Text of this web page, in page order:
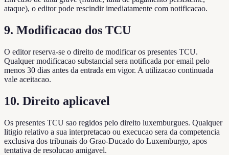
ataque), o editor pode rescindir imediatamente com notificacao.
9. Modificacao dos TCU
O editor reserva-se o direito de modificar os presentes TCU.
Qualquer modificacao substancial sera notificada por email pelo
menos 30 dias antes da entrada em vigor. A utilizacao continuada
vale aceitacao.
10. Direito aplicavel
Os presentes TCU sao regidos pelo direito luxemburgues. Qualquer
litigio relativo a sua interpretacao ou execucao sera da competencia
exclusiva dos tribunais do Grao-Ducado do Luxemburgo, apos
tentativa de resolucao amigavel.